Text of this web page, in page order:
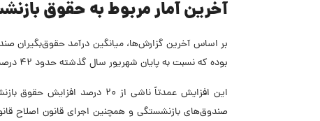
آخرین آمار مربوط به حقوق
بوده که نسبت به پایان شهریور سال گذشته حدود ۴۲ درصد افزایش داشته است.
این افزایش عمدتاً ناشی از